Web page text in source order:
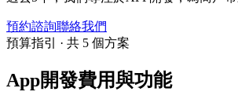
預約諮詢聯絡我們
預算指引 · 共 5 個方案
App開發費用與功能